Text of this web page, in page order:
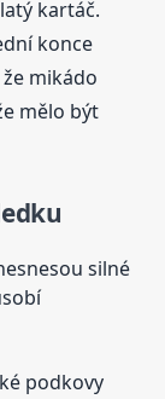
kartáč.
konce
mikádo
mělo být
silné
podkovy